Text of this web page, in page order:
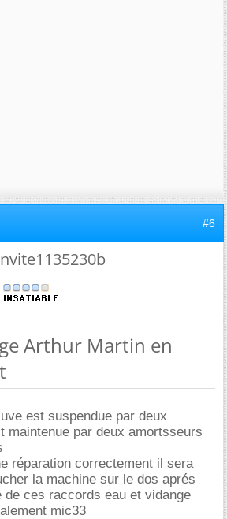
#6
Arthur Martin en
est suspendue par deux
maintenue par deux amortsseurs
réparation correctement il sera
la machine sur le dos aprés
de ces raccords eau et vidange
mic33